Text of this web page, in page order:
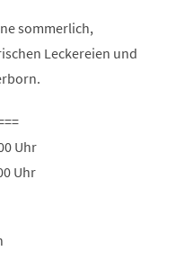
sommerlich,
Leckereien und
Uhr
Uhr